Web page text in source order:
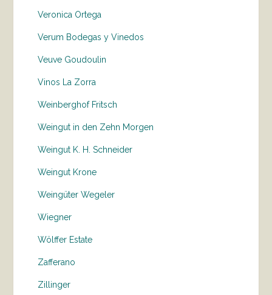
Veronica Ortega
Verum Bodegas y Vinedos
Veuve Goudoulin
Vinos La Zorra
Weinberghof Fritsch
Weingut in den Zehn Morgen
Weingut K. H. Schneider
Weingut Krone
Weingüter Wegeler
Wiegner
Wölffer Estate
Zafferano
Zillinger